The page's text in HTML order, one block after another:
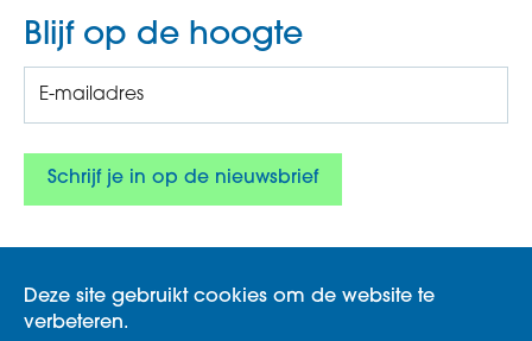
Blijf op de hoogte
Deze site gebruikt cookies om de website te
verbeteren.